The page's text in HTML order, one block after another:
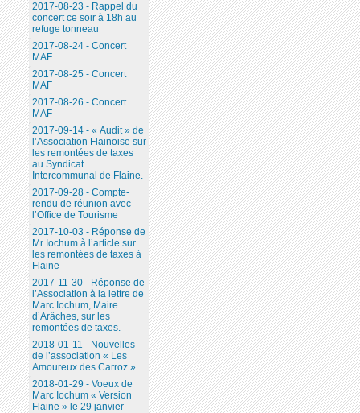
2017-08-23 - Rappel du
concert ce soir à 18h au
refuge tonneau
2017-08-24 - Concert
MAF
2017-08-25 - Concert
MAF
2017-08-26 - Concert
MAF
2017-09-14 - « Audit » de
l’Association Flainoise sur
les remontées de taxes
au Syndicat
Intercommunal de Flaine.
2017-09-28 - Compte-
rendu de réunion avec
l’Office de Tourisme
2017-10-03 - Réponse de
Mr Iochum à l’article sur
les remontées de taxes à
Flaine
2017-11-30 - Réponse de
l’Association à la lettre de
Marc Iochum, Maire
d’Arâches, sur les
remontées de taxes.
2018-01-11 - Nouvelles
de l’association « Les
Amoureux des Carroz ».
2018-01-29 - Voeux de
Marc Iochum « Version
Flaine » le 29 janvier